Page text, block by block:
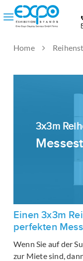
Home
3x3m
Einen 3x3m
perfekten
Wenn Sie auf der
zur Miete sind,